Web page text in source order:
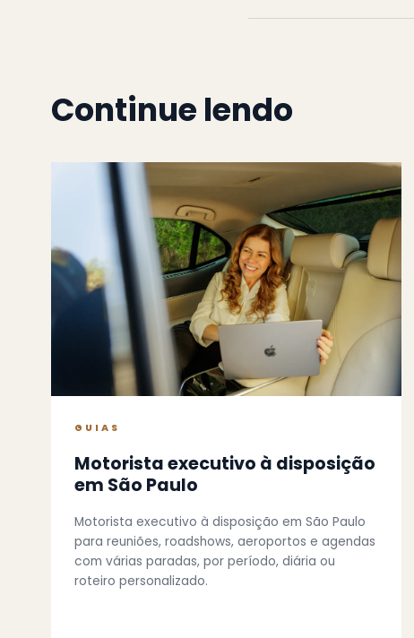
Continue lendo
GUIAS
Motorista executivo à disposição
em São Paulo
Motorista executivo à disposição em São Paulo
para reuniões, roadshows, aeroportos e agendas
com várias paradas, por período, diária ou
roteiro personalizado.